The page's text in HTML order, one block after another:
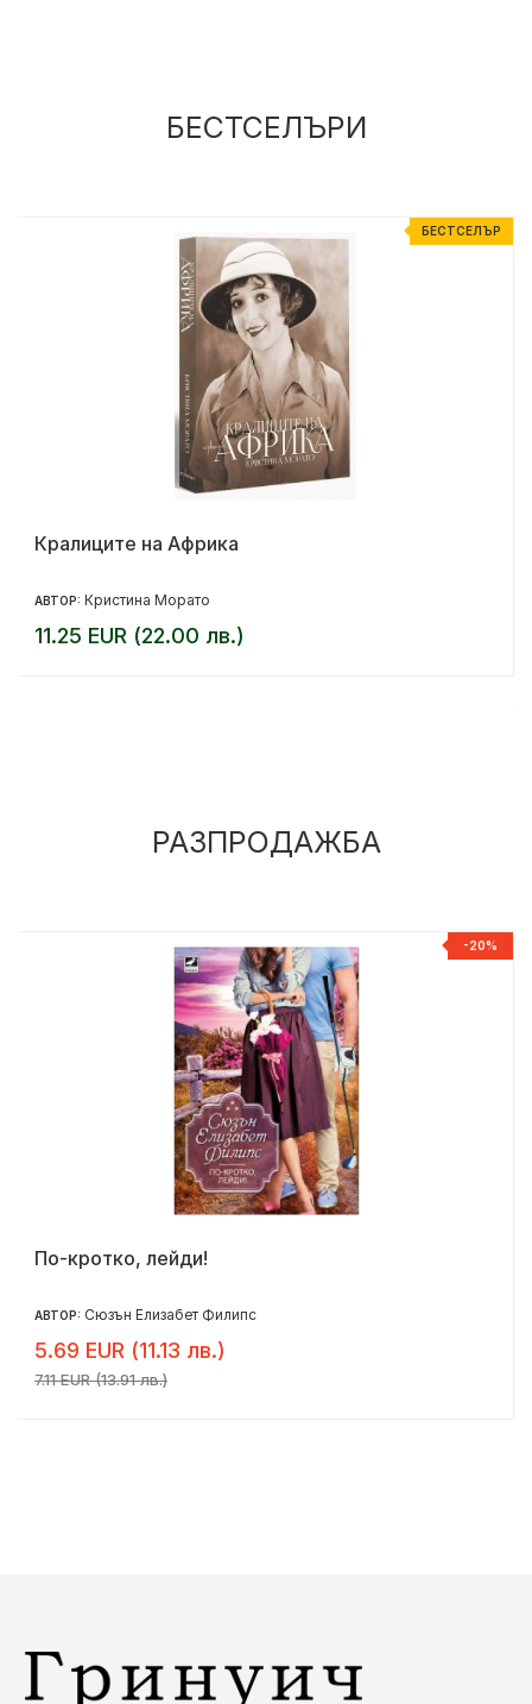
БЕСТСЕЛЪРИ
БЕСТСЕЛЪР
Кралиците на Африка
АВТОР: Кристина Морато
11.25 EUR (22.00 лв.)
РАЗПРОДАЖБА
-20%
По-кротко, лейди!
АВТОР: Сюзън Елизабет Филипс
5.69 EUR (11.13 лв.)
7.11 EUR (13.91 лв.)